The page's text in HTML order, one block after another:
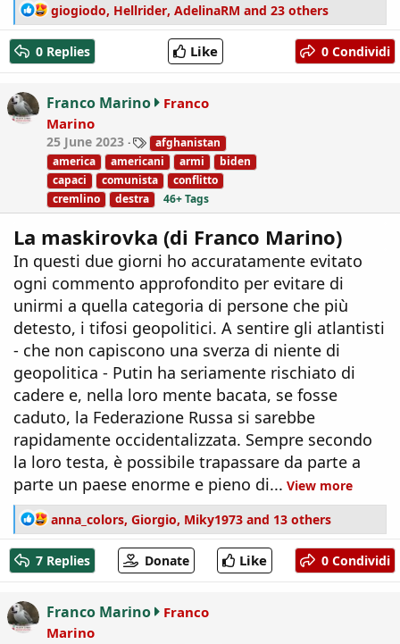
R
e
a
c
t
i
o
n
s
:
giogiodo, Hellrider, AdelinaRM and 23 others
0 Replies Like 0 Condividi
Franco Marino
Franco
Marino
25 June 2023
T
a
g
s
afghanistan
america
americani armi
biden
capaci
comunista
conflitto
cremlino
destra 46+ Tags
La maskirovka (di Franco Marino)
In questi due giorni ho accuratamente evitato
ogni commento approfondito per evitare di
unirmi a quella categoria di persone che più
detesto, i tifosi geopolitici. A sentire gli atlantisti
- che non capiscono una sverza di niente di
geopolitica - Putin ha seriamente rischiato di
cadere e, nella loro mente bacata, se fosse
caduto, la Federazione Russa si sarebbe
rapidamente occidentalizzata. Sempre secondo
la loro testa, è possibile trapassare da parte a
parte un paese enorme e pieno di... View more
R
e
a
c
t
i
o
n
anna_colors, Giorgio, Miky1973 and 13 others
7 Replies Donate Like 0 Condividi
Franco Marino
Franco
Marino